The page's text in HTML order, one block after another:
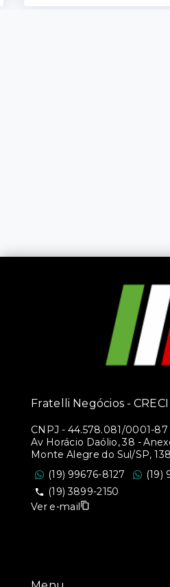
Fratelli Negócios - CRECI
CNPJ - 44.578.081/0001-87
Av Horácio Daólio, 38 -
Monte Alegre do Sul/SP,
(19) 99676-8127
(19)
(19) 3899-2150
Ver e-mail